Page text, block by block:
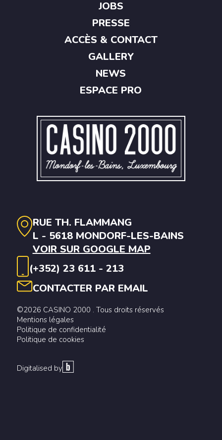
RUE TH. FLAMMANG
L - 5618 MONDORF-LES-BAINS
VOIR SUR GOOGLE MAP
(+352) 23 611 - 213
CONTACTER PAR EMAIL
©2026 CASINO 2000 . Tous droits réservés
Mentions légales
Politique de confidentialité
Politique de cookies
Digitalised by
JOBS
PRESSE
ACCÈS & CONTACT
GALLERY
NEWS
ESPACE PRO